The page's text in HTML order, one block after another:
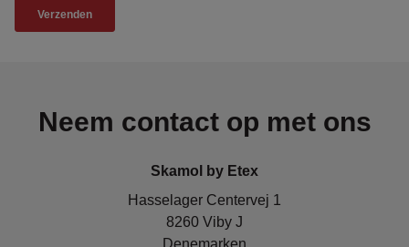
Neem contact op met ons
Skamol by Etex
Hasselager Centervej 1
8260 Viby J
Denemarken